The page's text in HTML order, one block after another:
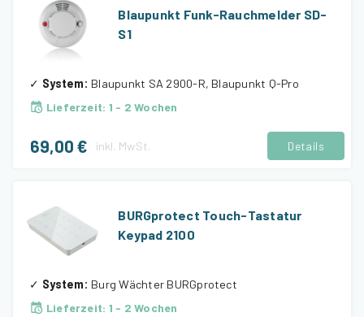
Blaupunkt Funk-Rauchmelder SD-
S1
✓ System: Blaupunkt SA 2900-R, Blaupunkt Q-Pro
Lieferzeit: 1 - 2 Wochen
69,00 € inkl. MwSt. Details
BURGprotect Touch-Tastatur
Keypad 2100
✓ System: Burg Wächter BURGprotect
Lieferzeit: 1 - 2 Wochen